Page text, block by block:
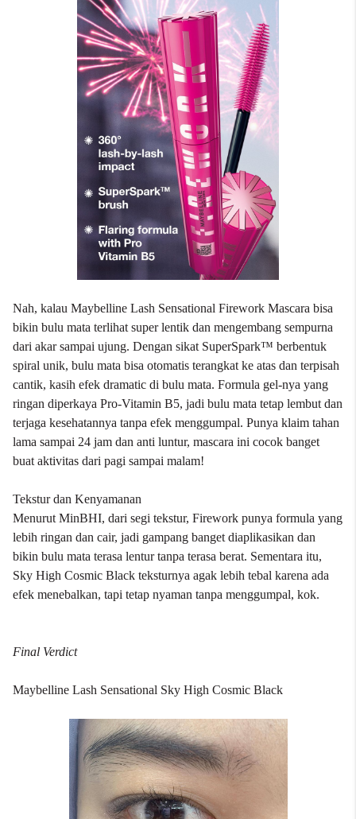
Nah, kalau Maybelline Lash Sensational Firework Mascara bisa
bikin bulu mata terlihat super lentik dan mengembang sempurna
dari akar sampai ujung. Dengan sikat SuperSpark™ berbentuk
spiral unik, bulu mata bisa otomatis terangkat ke atas dan terpisah
cantik, kasih efek dramatic di bulu mata. Formula gel-nya yang
ringan diperkaya Pro-Vitamin B5, jadi bulu mata tetap lembut dan
terjaga kesehatannya tanpa efek menggumpal. Punya klaim tahan
lama sampai 24 jam dan anti luntur, mascara ini cocok banget
buat aktivitas dari pagi sampai malam!
Tekstur dan Kenyamanan
Menurut MinBHI, dari segi tekstur, Firework punya formula yang
lebih ringan dan cair, jadi gampang banget diaplikasikan dan
bikin bulu mata terasa lentur tanpa terasa berat. Sementara itu,
Sky High Cosmic Black teksturnya agak lebih tebal karena ada
efek menebalkan, tapi tetap nyaman tanpa menggumpal, kok.
Final Verdict
Maybelline Lash Sensational Sky High Cosmic Black